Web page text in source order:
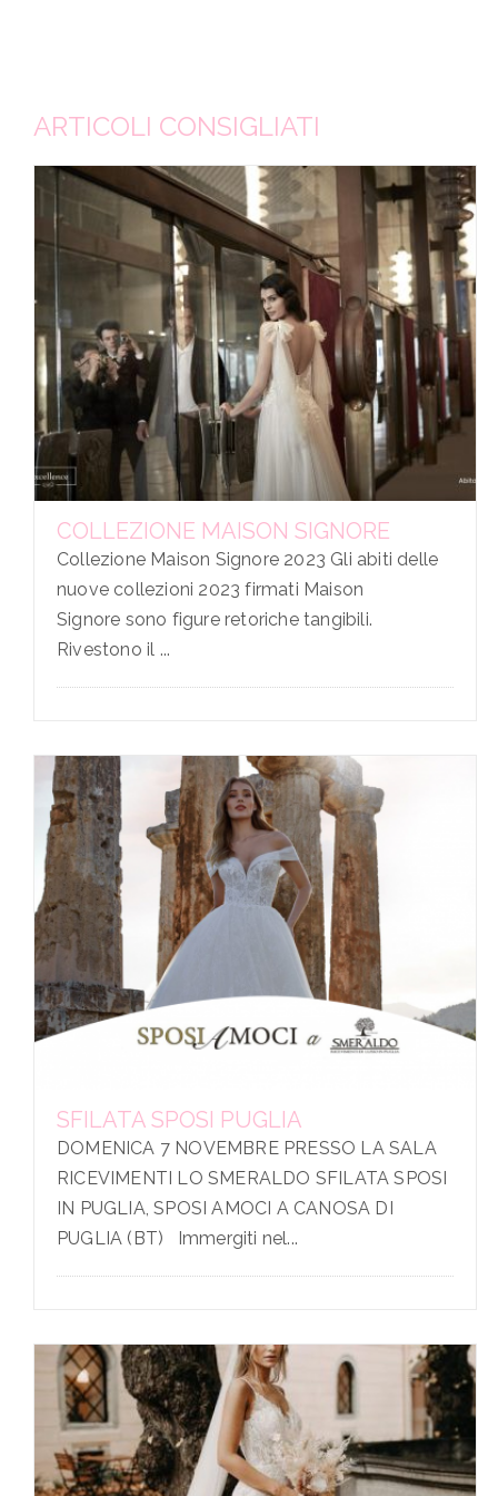
ARTICOLI CONSIGLIATI
COLLEZIONE MAISON SIGNORE
Collezione Maison Signore 2023 Gli abiti delle
nuove collezioni 2023 firmati Maison
Signore sono figure retoriche tangibili.
Rivestono il ...
SFILATA SPOSI PUGLIA
DOMENICA 7 NOVEMBRE PRESSO LA SALA
RICEVIMENTI LO SMERALDO SFILATA SPOSI
IN PUGLIA, SPOSI AMOCI A CANOSA DI
PUGLIA (BT) Immergiti nel...